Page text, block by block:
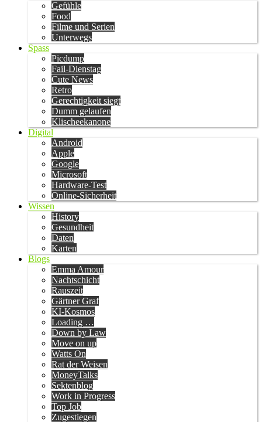
Gefühle
Food
Filme und Serien
Unterwegs
Spass
Picdump
Fail-Dienstag
Cute News
Retro
Gerechtigkeit siegt
Dumm gelaufen
Klischeekanone
Digital
Android
Apple
Google
Microsoft
Hardware-Test
Online-Sicherheit
Wissen
History
Gesundheit
Daten
Karten
Blogs
Emma Amour
Nachtschicht
Rauszeit
Gärtner Graf
KI-Kosmos
Loading …
Down by Law
Move on up
Watts On
Rat der Weisen
MoneyTalks
Sektenblog
Work in Progress
Top Job
Zugestiegen